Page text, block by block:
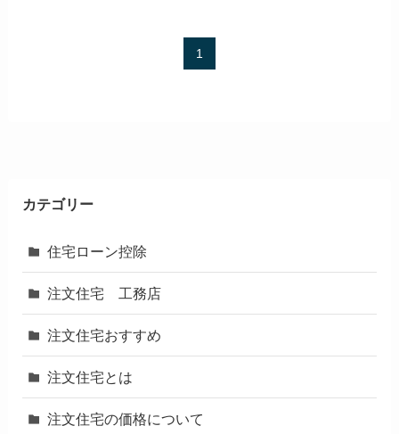
1
カテゴリー
住宅ローン控除
注文住宅 工務店
注文住宅おすすめ
注文住宅とは
注文住宅の価格について